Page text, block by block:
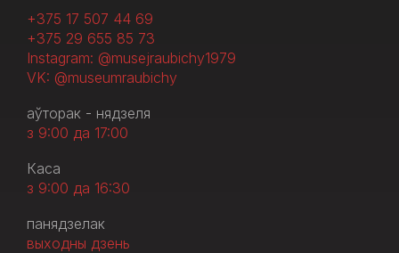
+375 17 507 44 69
+375 29 655 85 73
Instagram: @musejraubichy1979
VK: @museumraubichy
аўторак - нядзеля
з 9:00 да 17:00
Каса
з 9:00 да 16:30
панядзелак
выходны дзень